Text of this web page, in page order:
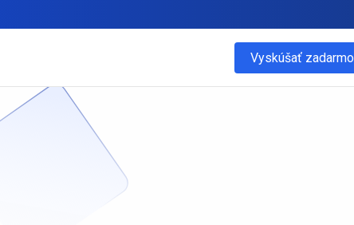
Vyskúšať zadarmo